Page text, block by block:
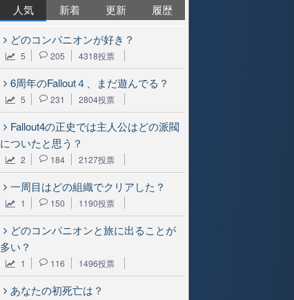
人気
新着 更新 履歴
どのコンパニオンが好き？
5 205 4318投票
6周年のFallout４、まだ遊んでる？
5 231 2804投票
Fallout4の正史では主人公はどの派閥
についたと思う？
2 184 2127投票
一周目はどの組織でクリアした？
1 150 1190投票
どのコンパニオンと旅に出ることが
多い？
1 116 1496投票
あなたの初死亡は？